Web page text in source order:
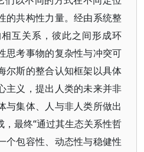
的共构性力量。经由系统整
互关系，彼此之间形成环
思考事物的复杂性与冲突可
尔斯的整合认知框架以具体
主义，提出人类的未来并非
与集体、人与非人类所做出
最终“通过其生态关系性哲
个包容性、动态性与稳健性